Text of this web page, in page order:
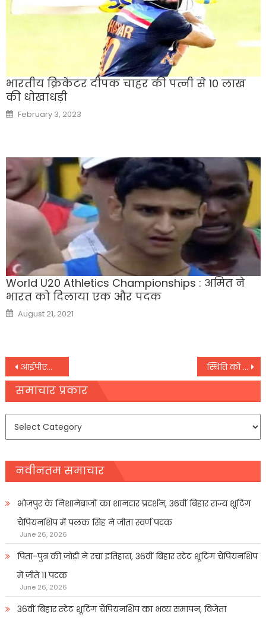
भारतीय क्रिकेटर दीपक चाहर की पत्नी से 10 लाख
की धोखाधड़ी
Posted
on
February 3, 2023
World U20 Athletics Championships : अमित ने
भारत को दिलाया एक और पदक
Posted
on
August 21, 2021
Post
navigation
आईपीएल-२०२६ : सैमसन बने सीएसके का हिस्सा स्थिति को देखकर ही बताया जायगा गिल उतरेंगे या नहीं
समाचार प्रकार
नवीनतम समाचार
भोजपुर के निशानेबाजों का शानदार प्रदर्शन, 36वीं बिहार राज्य शूटिंग
चैंपियनशिप में पलक सिंह ने जीता स्वर्ण पदक
June 26, 2026
पिता-पुत्र की जोड़ी ने रचा इतिहास, 36वीं बिहार स्टेट शूटिंग चैंपियनशिप
में जीते 11 पदक
June 26, 2026
36वीं बिहार स्टेट शूटिंग चैंपियनशिप का भव्य समापन, विजेता